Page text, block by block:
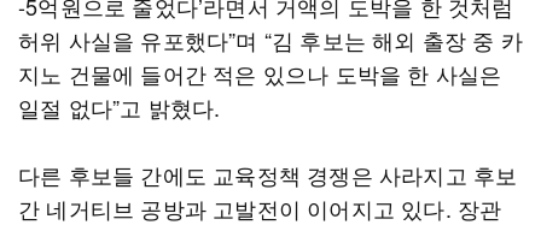
허위 사실을 유포했다”며 “김 후보는 해외 출장 중 카
지노 건물에 들어간 적은 있으나 도박을 한 사실은
일절 없다”고 밝혔다.
다른 후보들 간에도 교육정책 경쟁은 사라지고 후보
간 네거티브 공방과 고발전이 이어지고 있다. 장관